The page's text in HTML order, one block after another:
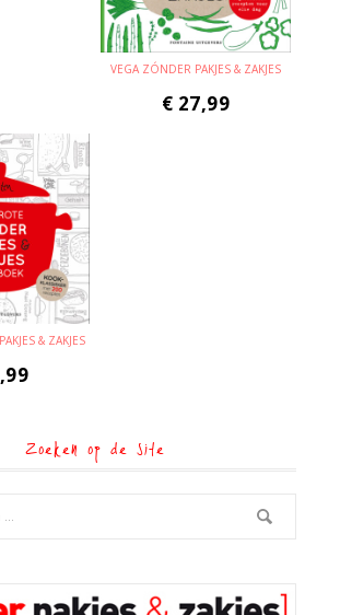
VEGA ZÓNDER PAKJES & ZAKJES
€ 27,99
& ZAKJES
Zoeken op de site